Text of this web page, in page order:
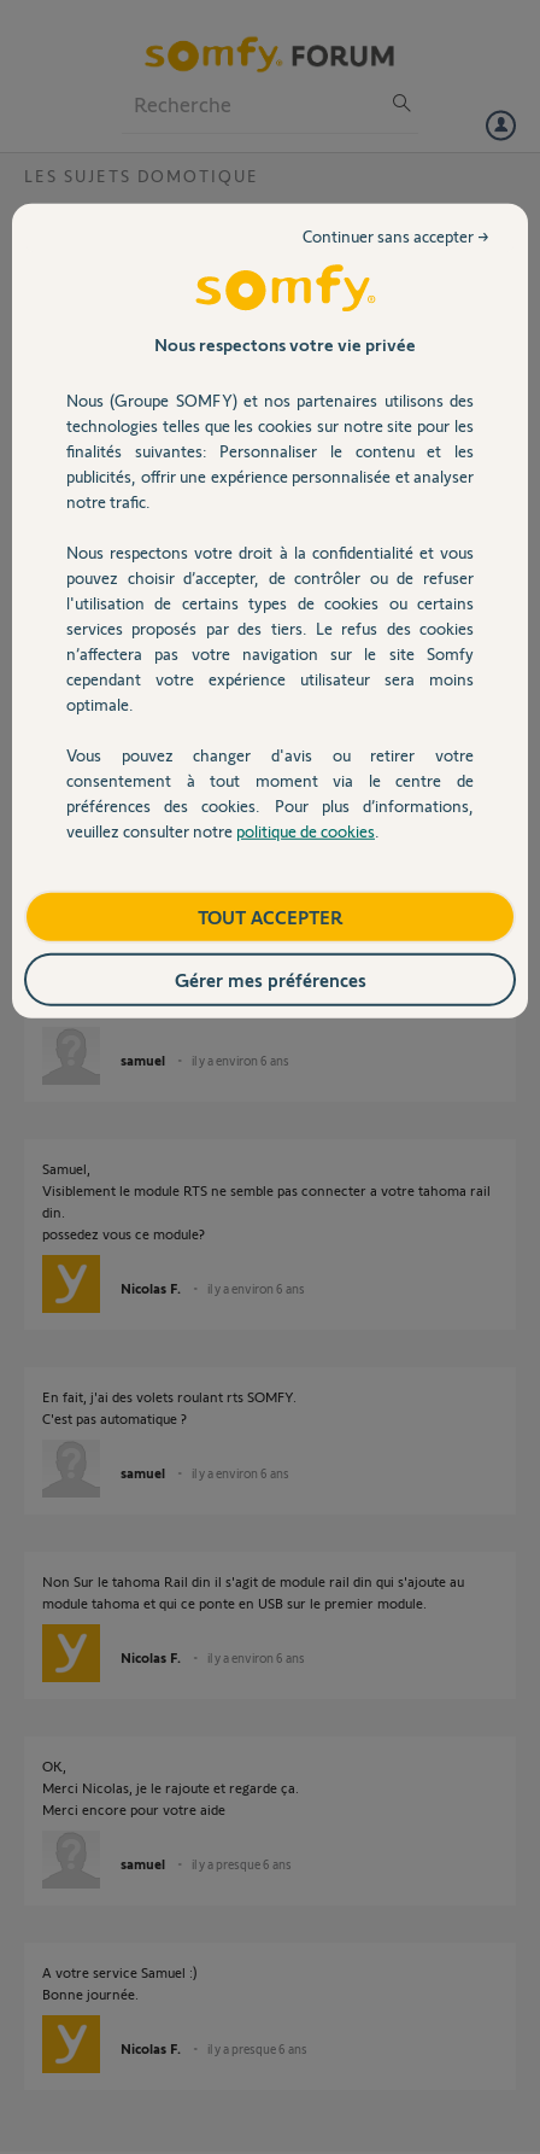
Volet
Sécurité
Domotique
Chauffage
Autres produits
Devis avec un pro
Contact
LES SUJETS DOMOTIQUE
activation anticipée tahoma rail din ?
J'ai activé ma tahoma rail din avant que l’installeur pro ne le fasse.
Pouvez-vous réinitialiser ma box tahoma rail din svp ?
samuel
il y a environ 6 ans
Participer au fil de discussion
Réponses
Je vous confirme la désactivation de votre Tahoma rail din.
Bonne journée.
Nicolas F. il y a environ 6 ans
Merci beaucoup pour votre intervention efficace
Pour la personnalisation, je n'ai pas d'onglet RTS dans l'interface web.
Je ne peux donc pas appairer mes équipement RTS.
Pouvez-vous m'aider SVP ?
Merci encore pour votre aide précieuse et rapide.
Bien vous.
samuel il y a environ 6 ans
Samuel,
Visiblement le module RTS ne semble pas connecter a votre tahoma rail
din.
possedez vous ce module?
Nicolas F. il y a environ 6 ans
En fait, j'ai des volets roulant rts SOMFY.
C'est pas automatique ?
samuel il y a environ 6 ans
Non Sur le tahoma Rail din il s'agit de module rail din qui s'ajoute au
module tahoma et qui ce ponte en USB sur le premier module.
Nicolas F. il y a environ 6 ans
OK,
Merci Nicolas, je le rajoute et regarde ça.
Merci encore pour votre aide
samuel il y a presque 6 ans
A votre service Samuel :)
Bonne journée.
Nicolas F. il y a presque 6 ans
Nous respectons votre vie privée
Nous (Groupe SOMFY) et nos partenaires utilisons des
technologies telles que les cookies sur notre site pour les
finalités suivantes: Personnaliser le contenu et les
publicités, offrir une expérience personnalisée et analyser
notre trafic.
Nous respectons votre droit à la confidentialité et vous
pouvez choisir d’accepter, de contrôler ou de refuser
l'utilisation de certains types de cookies ou certains
services proposés par des tiers. Le refus des cookies
n’affectera pas votre navigation sur le site Somfy
cependant votre expérience utilisateur sera moins
optimale.
Vous pouvez changer d'avis ou retirer votre
consentement à tout moment via le centre de
préférences des cookies. Pour plus d’informations,
veuillez consulter notre politique de cookies
Continuer sans accepter →
TOUT ACCEPTER
Gérer mes préférences